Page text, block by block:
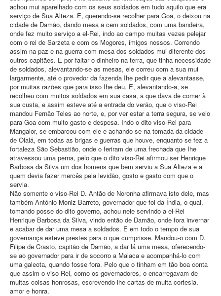
achou mui aparelhado com os seus soldados em tudo aquilo que era
serviço de Sua Alteza. E, querendo-se recolher para Goa, o deixou na
cidade de Damão, dando mesa a cem soldados, com uma bandeira,
onde fez muito serviço a el-Rei, indo ao campo muitas vezes pelejar
com o rei de Sarzeta e com os Mogores, imigos nossos. Correndo
assim na paz e na guerra com mesa dos soldados mui diferente dos
outros capitães. E por faltar o dinheiro na terra, que tinha necessidade
de soldados, alevantando-se as mesas, ele correu com a sua mui
largarmente, até o provedor da fazenda Ihe pedir que a alevantasse,
por muitas razões que para isso Ihe deu. E, alevantando-a, se
recolheu com muitos soldados em sua casa, a que dava de comer à
sua custa, e assim esteve até a entrada do verão, que o viso-Rei
mandou Fernão Teles ao norte, e, por ver estar a terra segura, se veio
para Goa com muito gasto e despesa. Indo o dito viso-Rei para
Mangalor, se embarcou com ele e achando-se na tomada da cidade
de Olalá, em todas as brigas e guerras que houve, enquanto se fez a
fortaleza São Sebastião, onde o feriram de uma frechada que Ihe
atravessou uma perna, pelo que o dito viso-Rei afirmou ser Henrique
Barbosa da Silva um dos homens que bem serviu a Sua Alteza e a
quem devia fazer mercês pela levidão, gosto e gasto com que o
servia.
Não somente o viso-Rei D. Antão de Noronha afirmava isto dele, mas
também António Moniz Barreto, governador que foi da Índia, o qual,
tomando posse do dito governo, achou nele servindo a el-Rei
Henrique Barbosa da Silva, vindo então de Damão, onde fora invernar
e acabar de dar uma mesa a soldados. E em todo o tempo de sua
governança esteve prestes para o que cumprisse. Mandou-o com D.
Filipe de Crasto, capitão de Damão, a dar lá uma mesa, oferecendo-
se ao governador para ir de socorro a Malaca e acompanhá-lo com
uma galeota, quando fosse fora. Pelo que o tinham em tão boa conta
que assim o viso-Rei, como os governadores, o encarregavam de
muitas coisas honrosas, escrevendo-lhe cartas de muita cortesia,
amor e honra.